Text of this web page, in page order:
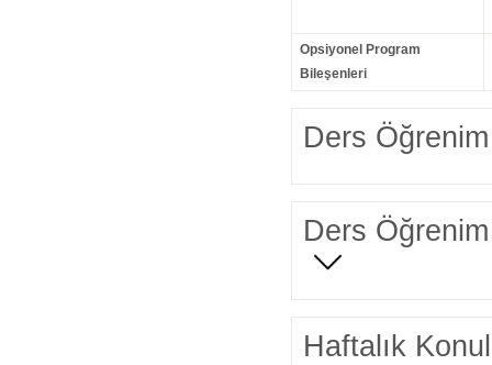
Opsiyonel Program
Bileşenleri
Ders Öğrenim
Ders Öğrenim
Haftalık